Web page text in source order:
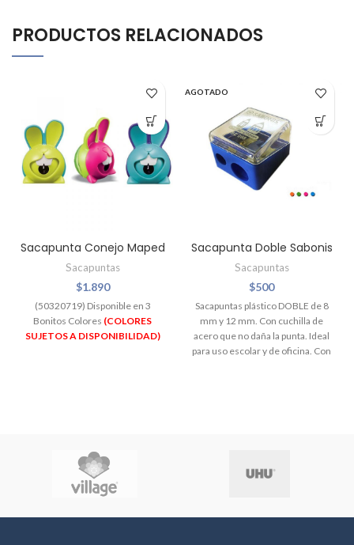
PRODUCTOS RELACIONADOS
Sacapunta Conejo Maped
Sacapuntas
$1.890
(50320719) Disponible en 3
Bonitos Colores (COLORES
SUJETOS A DISPONIBILIDAD)
AGOTADO
Sacapunta Doble Sabonis
Sacapuntas
$500
Sacapuntas plástico DOBLE de 8
mm y 12 mm. Con cuchilla de
acero que no daña la punta. Ideal
para uso escolar y de oficina. Con
(COLORES SUJETOS A